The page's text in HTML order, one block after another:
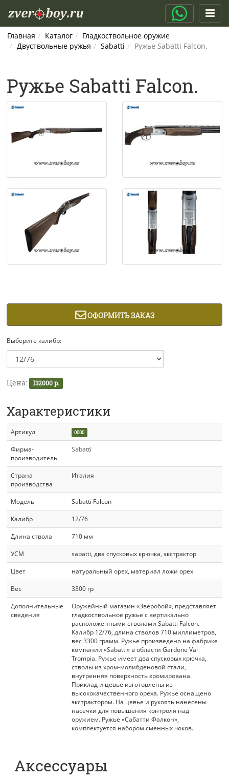
Главная Каталог
Гладкоствольное оружие
Двуствольные ружья
Sabatti Ружье Sabatti Falcon.
Ружье Sabatti Falcon.
ОФОРМИТЬ ЗАКАЗ
Выберите калибр:
Цена: 132000 р.
Характеристики
Артикул 0000
Фирма-
производитель
Sabatti
Страна
производства
Италия
Модель
Sabatti Falcon
Калибр
12/76
Длина ствола
710 мм
УСМ
sabatti, два спусковых крючка, экстрактор
Цвет
натуральный орех, материал ложи орех.
Вес
3300 гр
Дополнительные
сведения
Оружейный магазин «Зверобой», представляет
гладкоствольное ружье с вертикально
расположенными стволами Sabatti Falcon.
Калибр 12/76, длина стволов 710 миллиметров,
вес 3300 грамм. Ружье произведено на фабрике
компании «Sabatti» в области Gardone Val
Trompia. Ружье имеет два спусковых крючка,
стволы из хром-молибденовой стали,
внутренняя поверхность хромирована.
Приклад и цевье изготовлены из
высококачественного ореха. Ружье оснащено
экстрактором. На цевье и рукоять нанесены
насечки для повышения контроля над
оружием. Ружье «Сабатти Фалкон»,
комплектуется набором сменных чоков.
Аксессуары